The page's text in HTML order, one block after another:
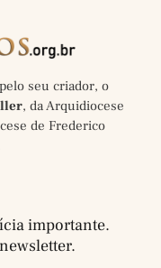
seu criador, o
, da Arquidiocese
de Frederico
importante.